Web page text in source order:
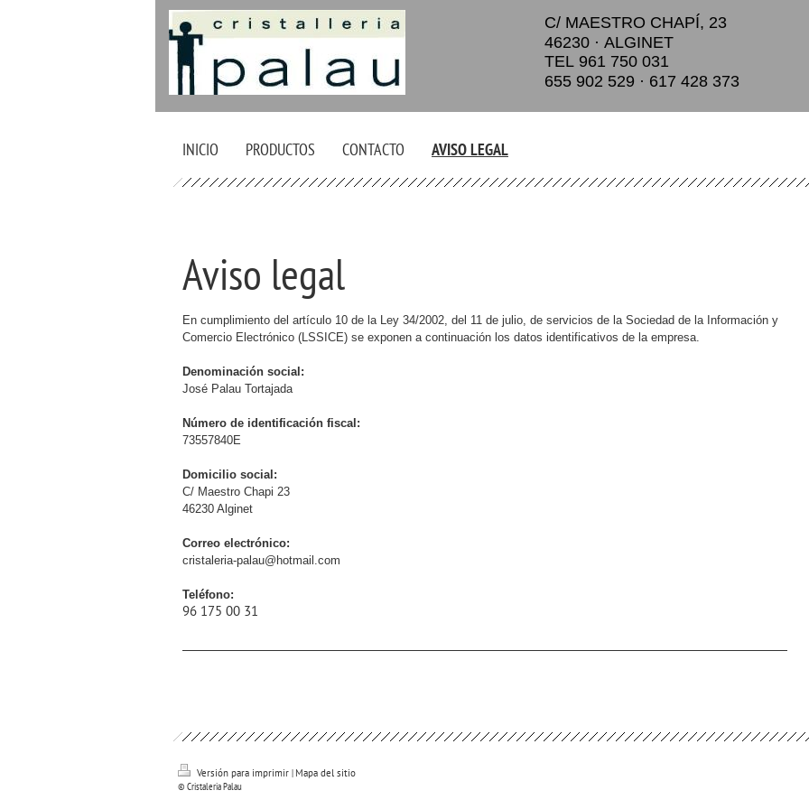
C/ MAESTRO CHAPÍ, 23
46230 · ALGINET
TEL 961 750 031
655 902 529 · 617 428 373
INICIO PRODUCTOS CONTACTO AVISO LEGAL
Aviso legal
En cumplimiento del artículo 10 de la Ley 34/2002, del 11 de julio, de servicios de la Sociedad de la Información y
Comercio Electrónico (LSSICE) se exponen a continuación los datos identificativos de la empresa.
Denominación social:
José Palau Tortajada
Número de identificación fiscal:
73557840E
Domicilio social:
C/ Maestro Chapi 23
46230 Alginet
Correo electrónico:
cristaleria-palau@hotmail.com
Teléfono:
96 175 00 31
Versión para imprimir | Mapa del sitio
© Cristaleria Palau